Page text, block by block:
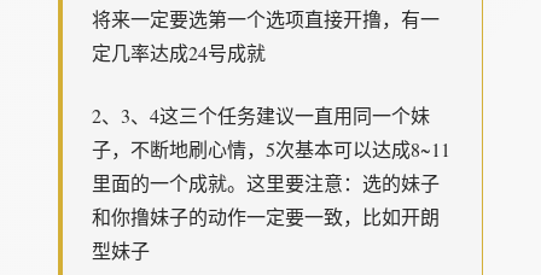
将来一定要选第一个选项直接开撸，有一
定几率达成24号成就
2、3、4这三个任务建议一直用同一个妹
子，不断地刷心情，5次基本可以达成8~11
里面的一个成就。这里要注意：选的妹子
和你撸妹子的动作一定要一致，比如开朗
型妹子